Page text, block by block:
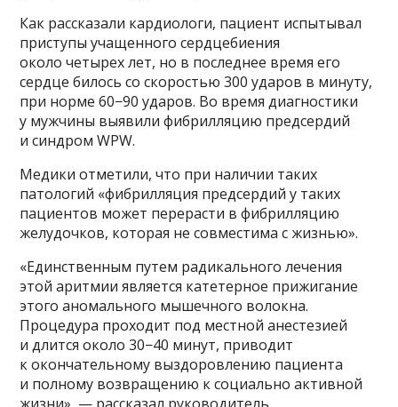
Как рассказали кардиологи, пациент испытывал
приступы учащенного сердцебиения
около четырех лет, но в последнее время его
сердце билось со скоростью 300 ударов в минуту,
при норме 60−90 ударов. Во время диагностики
у мужчины выявили фибрилляцию предсердий
и синдром WPW.
Медики отметили, что при наличии таких
патологий «фибрилляция предсердий у таких
пациентов может перерасти в фибрилляцию
желудочков, которая не совместима с жизнью».
«Единственным путем радикального лечения
этой аритмии является катетерное прижигание
этого аномального мышечного волокна.
Процедура проходит под местной анестезией
и длится около 30−40 минут, приводит
к окончательному выздоровлению пациента
и полному возвращению к социально активной